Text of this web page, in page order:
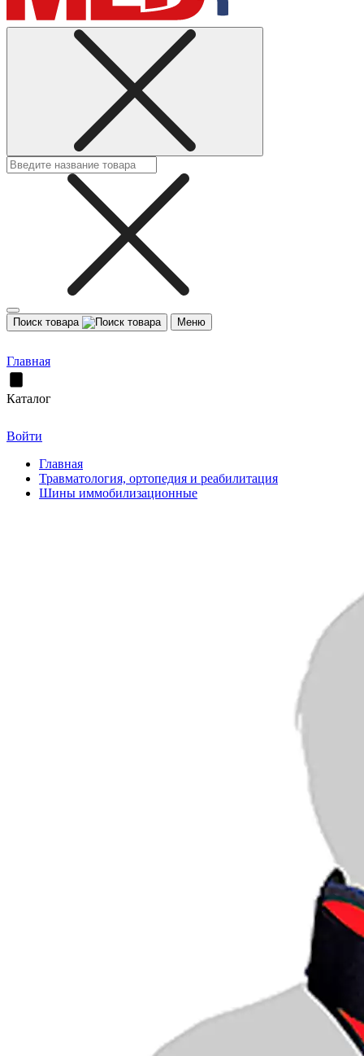
Поиск товара Меню
Главная
Каталог
Войти
Главная
Травматология, ортопедия и реабилитация
Шины иммобилизационные